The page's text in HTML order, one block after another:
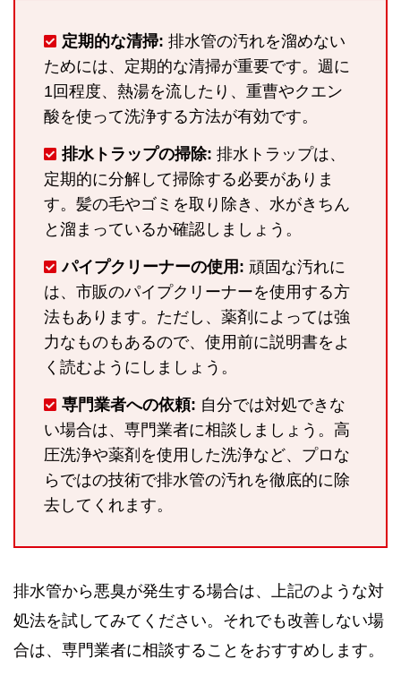
定期的な清掃: 排水管の汚れを溜めない
ためには、定期的な清掃が重要です。週に
1回程度、熱湯を流したり、重曹やクエン
酸を使って洗浄する方法が有効です。
排水トラップの掃除: 排水トラップは、
定期的に分解して掃除する必要がありま
す。髪の毛やゴミを取り除き、水がきちん
と溜まっているか確認しましょう。
パイプクリーナーの使用: 頑固な汚れに
は、市販のパイプクリーナーを使用する方
法もあります。ただし、薬剤によっては強
力なものもあるので、使用前に説明書をよ
く読むようにしましょう。
専門業者への依頼: 自分では対処できな
い場合は、専門業者に相談しましょう。高
圧洗浄や薬剤を使用した洗浄など、プロな
らではの技術で排水管の汚れを徹底的に除
去してくれます。
排水管から悪臭が発生する場合は、上記のような対
処法を試してみてください。それでも改善しない場
合は、専門業者に相談することをおすすめします。